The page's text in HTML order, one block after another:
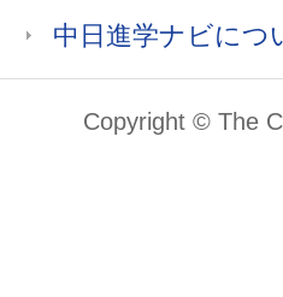
中日進学ナビにつ
Copyright © The